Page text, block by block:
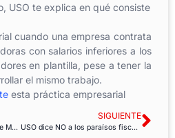
USO te explica en qué consiste
cuando una empresa contrata
con salarios inferiores a los
en plantilla, pese a tener la
el mismo trabajo.
esta práctica empresarial
USO volvió a las calles el 1 de Mayo en defensa de tus derechos
SIGUIENTE
USO dice NO a los paraísos fiscales